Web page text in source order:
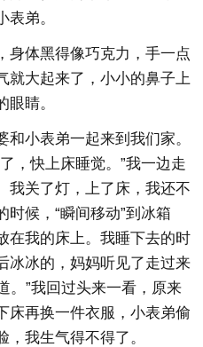
弟。
身体黑得像巧克力，手一点
就大起来了，小小的鼻子上
睛。
小表弟一起来到我们家。
，快上床睡觉。”我一边走
我关了灯，上了床，我还不
候，“瞬间移动”到冰箱
在我的床上。我睡下去的时
冰冰的，妈妈听见了走过来
。”我回过头来一看，原来
床再换一件衣服，小表弟偷
我生气得不得了。